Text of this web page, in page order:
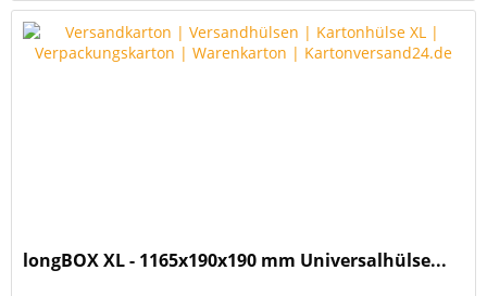
longBOX XL - 1165x190x190 mm Universalhülse...